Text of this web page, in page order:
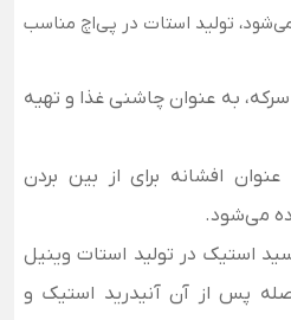
تولید استات در پی‌اچ مناسب
به عنوان چاشنی غذا و تهیه
افشانه برای از بین بردن
می‌شود.
استیک در تولید استات وینیل
پس از آن آنیدرید استیک و